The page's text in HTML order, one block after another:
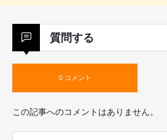
質問する
0 コメント
この記事へのコメントはありません。